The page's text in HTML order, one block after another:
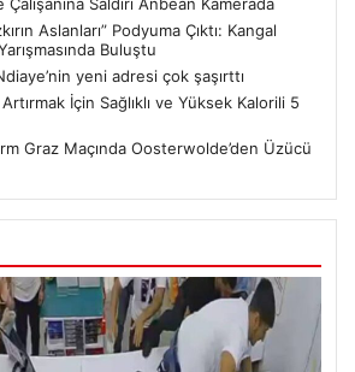
Aslanları” Podyuma Çıktı: Kangal
Buluştu
yeni adresi çok şaşırttı
Artırmak İçin Sağlıklı ve Yüksek Kalorili 5
Graz Maçında Oosterwolde’den Üzücü